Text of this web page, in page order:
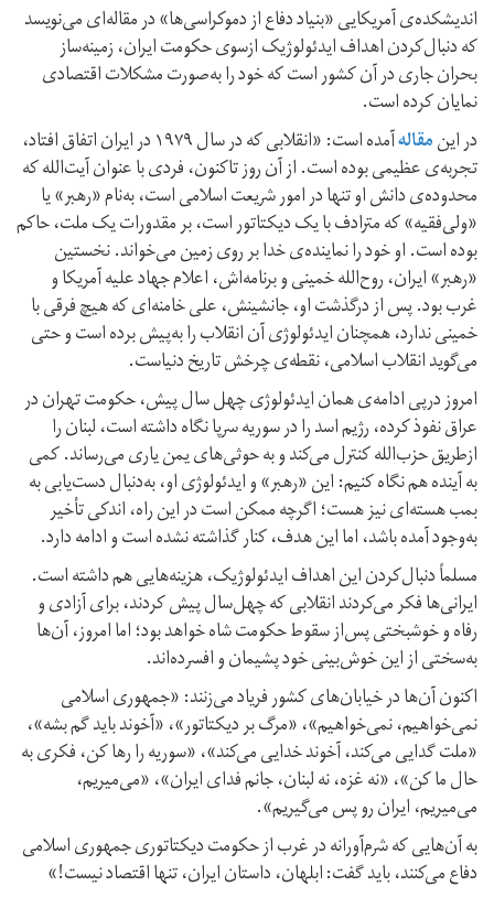
اندیشکده‌ی آمریکایی «بنیاد دفاع از دموکراسی‌ها» در مقاله‌ای می‌نویسد
که دنبال‌کردن اهداف ایدئولوژیک ازسوی حکومت ایران، زمینه‌ساز
بحران جاری در آن کشور است که خود را به‌صورت مشکلات اقتصادی
نمایان کرده است.
در اینمقاله آمده است: «انقلابی که در سال ۱۹۷۹ در ایران اتفاق افتاد،
تجربه‌ی عظیمی بوده است. از آن روز تاکنون، فردی با عنوان آیت‌الله که
محدوده‌ی دانش او تنها در امور شریعت اسلامی است، به‌نام «رهبر» یا
«ولی‌فقیه» که مترادف با یک دیکتاتور است، بر مقدورات یک ملت، حاکم
بوده است. او خود را نماینده‌ی خدا بر روی زمین می‌خواند. نخستین
«رهبر» ایران، روح‌الله خمینی و برنامه‌اش، اعلام جهاد علیه آمریکا و
غرب بود. پس از درگذشت او، جانشینش، علی خامنه‌ای که هیچ فرقی با
خمینی ندارد، همچنان ایدئولوژی آن انقلاب را به‌پیش برده است و حتی
می‌گوید انقلاب اسلامی، نقطه‌ی چرخش تاریخ دنیاست.
امروز درپی ادامه‌ی همان ایدئولوژی چهل سال پیش، حکومت تهران در
عراق نفوذ کرده، رژیم اسد را در سوریه سرپا نگاه داشته است، لبنان را
ازطریق حزب‌الله کنترل می‌کند و به حوثی‌های یمن یاری می‌رساند. کمی
به آینده هم نگاه کنیم: این «رهبر» و ایدئولوژی او، به‌دنبال دست‌یابی به
بمب هسته‌ای نیز هست؛ اگرچه ممکن است در این راه، اندکی تأخیر
به‌وجود آمده باشد، اما این هدف، کنار گذاشته نشده است و ادامه دارد.
مسلماً دنبال‌کردن این اهداف ایدئولوژیک، هزینه‌هایی هم داشته است.
ایرانی‌ها فکر می‌کردند انقلابی که چهل‌سال پیش کردند، برای آزادی و
رفاه و خوشبختی پس‌از سقوط حکومت شاه خواهد بود؛ اما امروز، آن‌ها
به‌سختی از این خوش‌بینی خود پشیمان و افسرده‌اند.
اکنون آن‌ها در خیابان‌های کشور فریاد می‌زنند: «جمهوری اسلامی
نمی‌خواهیم، نمی‌خواهیم»، «مرگ بر دیکتاتور»، «آخوند باید گم بشه»،
«ملت گدایی می‌کند، آخوند خدایی می‌کند»، «سوریه را رها کن، فکری به
حال ما کن»، «نه غزه، نه لبنان، جانم فدای ایران»، «می‌میریم،
می‌میریم، ایران رو پس می‌گیریم».
به آن‌هایی که شرم‌آورانه در غرب از حکومت دیکتاتوری جمهوری اسلامی
دفاع می‌کنند، باید گفت: ابلهان، داستان ایران، تنها اقتصاد نیست!»